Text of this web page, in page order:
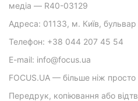
медіа — R40-03129
Адреса: 01133, м. Київ, бульвар
Телефон: +38 044 207 45 54
E-mail: info@focus.ua
FOCUS.UA — більше ніж просто
Передрук, копіювання або